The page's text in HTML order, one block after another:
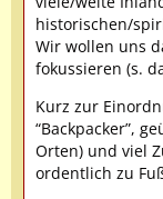
historischen/
Wir wollen uns
fokussieren (s.
Kurz zur
“Backpacker”,
Orten) und viel
ordentlich zu